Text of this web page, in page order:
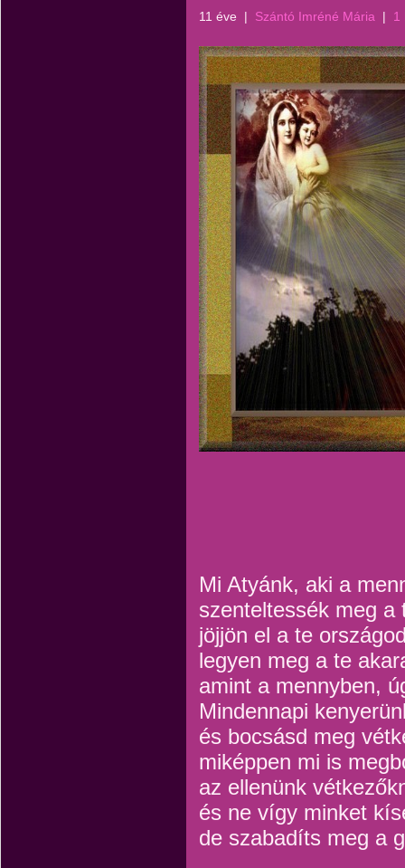
11 éve | Szántó Imréné Mária | 1
Mi Atyánk, aki a
szenteltessék meg a
jöjjön el a te
legyen meg a te
amint a mennyben,
Mindennapi
és bocsásd meg
miképpen mi is
az ellenünk
és ne vígy minket
de szabadíts meg a